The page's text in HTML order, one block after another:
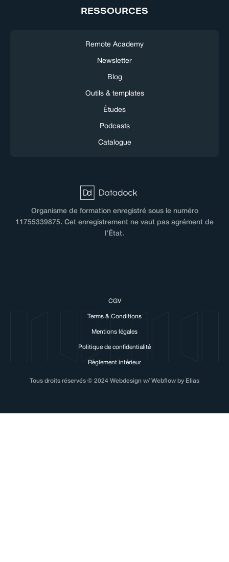
RESSOURCES
Remote Academy
Newsletter
Blog
Outils & templates
Études
Podcasts
Catalogue
Organisme de formation enregistré sous le numéro
11755339875. Cet enregistrement ne vaut pas agrément de
l’État.
CGV
Terms & Conditions
Mentions légales
Politique de confidentialité
Règlement intérieur
Tous droits réservés © 2024 Webdesign w/ Webflow by Elias